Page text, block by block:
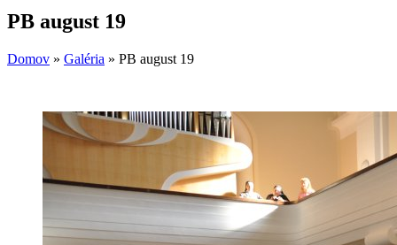
PB august 19
Domov » Galéria » PB august 19